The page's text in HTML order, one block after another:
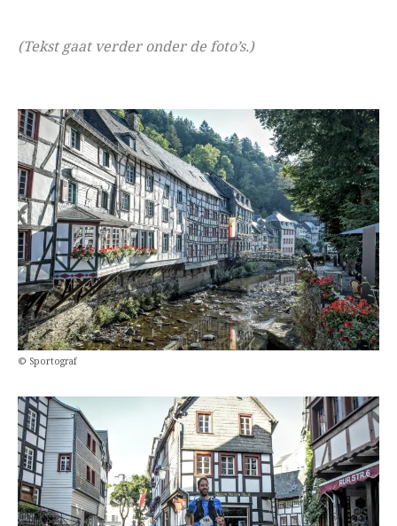
(Tekst gaat verder onder de foto’s.)
© Sportograf